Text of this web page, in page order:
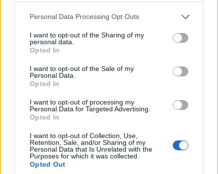
Please note that this website/app uses one or more Google
not limited to your visit or usage behaviour. You may click to
grant or deny consent to Google and its third-party tags to
use your data for below specified purposes in below Google
consent section.
Personal Data Processing Opt Outs
I want to opt-out of the Sharing of my
personal data.
Opted In
I want to opt-out of the Sale of my
Personal Data.
Opted In
I want to opt-out of processing my
Personal Data for Targeted Advertising.
Opted In
I want to opt-out of Collection, Use,
Retention, Sale, and/or Sharing of my
Personal Data that Is Unrelated with the
Purposes for which it was collected.
Opted Out
Δημοσιεύτηκε στο ΦΕΚ η Κοινή Υπουργική Απόφαση, η οποία
καθορίζει "τον τρόπο καταβολής της χρηματικής διαφοράς που
που πληρούν τις νόμιμες προϋποθέσεις, μετά τον συμψηφισμό
που θα διενεργηθεί βάσει της 920/24-4-2017 (Β’ 1387) κοινής
ΑΝΗΚΕΙ ΣΤΗΝ ΚΑΤΗΓΟΡΙΑ: HOME-LEFT ,
ΡΑΔΙΟΦΩΝΟ , ΤΗΛΕΟΡΑΣΗ
ΕΠΙΣΗΜΑΣΜΕΝΟ ΜΕ: